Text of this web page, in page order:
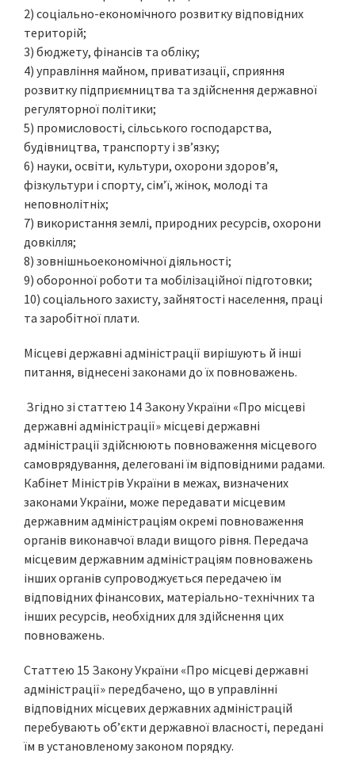
2) соціально-економічного розвитку відповідних
територій;
3) бюджету, фінансів та обліку;
4) управління майном, приватизації, сприяння
розвитку підприємництва та здійснення державної
регуляторної політики;
5) промисловості, сільського господарства,
будівництва, транспорту і зв’язку;
6) науки, освіти, культури, охорони здоров’я,
фізкультури і спорту, сім’ї, жінок, молоді та
неповнолітніх;
7) використання землі, природних ресурсів, охорони
довкілля;
8) зовнішньоекономічної діяльності;
9) оборонної роботи та мобілізаційної підготовки;
10) соціального захисту, зайнятості населення, праці
та заробітної плати.
Місцеві державні адміністрації вирішують й інші
питання, віднесені законами до їх повноважень.
Згідно зі статтею 14 Закону України «Про місцеві
державні адміністрації» місцеві державні
адміністрації здійснюють повноваження місцевого
самоврядування, делеговані їм відповідними радами.
Кабінет Міністрів України в межах, визначених
законами України, може передавати місцевим
державним адміністраціям окремі повноваження
органів виконавчої влади вищого рівня. Передача
місцевим державним адміністраціям повноважень
інших органів супроводжується передачею їм
відповідних фінансових, матеріально-технічних та
інших ресурсів, необхідних для здійснення цих
повноважень.
Статтею 15 Закону України «Про місцеві державні
адміністрації» передбачено, що в управлінні
відповідних місцевих державних адміністрацій
перебувають об’єкти державної власності, передані
їм в установленому законом порядку.